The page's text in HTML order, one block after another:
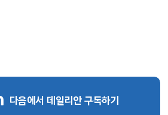
다음에서 데일리안 구독하기